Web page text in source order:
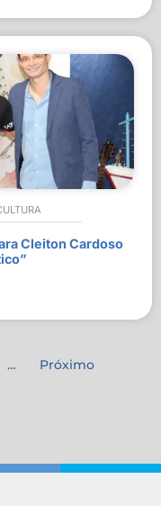
Cleiton Cardoso
… Próximo